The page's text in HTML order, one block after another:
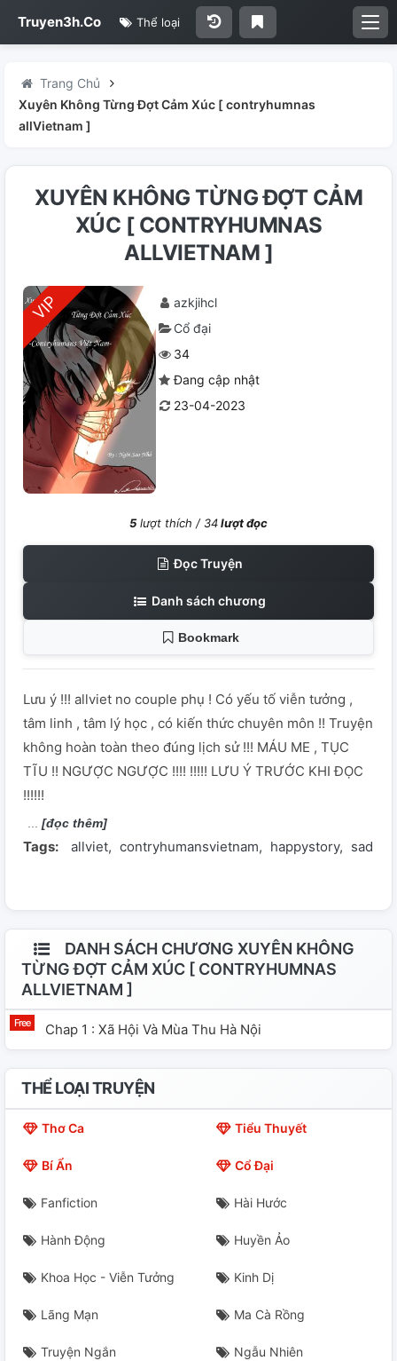
Truyen3h.Co Thể loại
Trang Chủ
Xuyên Không Từng Đợt Cảm Xúc [ contryhumnas
allVietnam ]
XUYÊN KHÔNG TỪNG ĐỢT CẢM
XÚC [ CONTRYHUMNAS
ALLVIETNAM ]
azkjihcl
Cổ đại
34
Đang cập nhật
23-04-2023
5 lượt thích /34lượt đọc
Đọc Truyện
Danh sách chương
Bookmark
Lưu ý !!! allviet no couple phụ ! Có yếu tố viễn tưởng ,
tâm linh , tâm lý học , có kiến thức chuyên môn !! Truyện
không hoàn toàn theo đúng lịch sử !!! MÁU ME , TỤC
TĨU !! NGƯỢC NGƯỢC !!!! !!!!! LƯU Ý TRƯỚC KHI ĐỌC
!!!!!!
[đọc thêm]
Tags: allviet contryhumansvietnam happystory
DANH SÁCH CHƯƠNG XUYÊN KHÔNG
TỪNG ĐỢT CẢM XÚC [ CONTRYHUMNAS
ALLVIETNAM ]
Chap 1 : Xã Hội Và Mùa Thu Hà Nội
THỂ LOẠI TRUYỆN
Thơ Ca Tiểu Thuyết
Bí Ẩn Cổ Đại
Fanfiction Hài Hước
Hành Động Huyền Ảo
Khoa Học - Viễn Tưởng Kinh Dị
Lãng Mạn Ma Cà Rồng
Truyện Ngắn Ngẫu Nhiên